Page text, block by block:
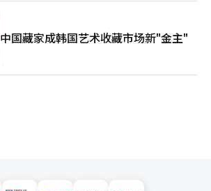
中国藏家成韩国艺术收藏市场新"金主"